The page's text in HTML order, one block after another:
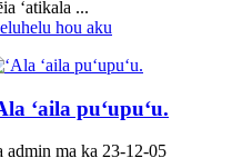
ʻatikala ...
hou aku
ʻaila puʻupuʻu.
admin ma ka 23-12-05